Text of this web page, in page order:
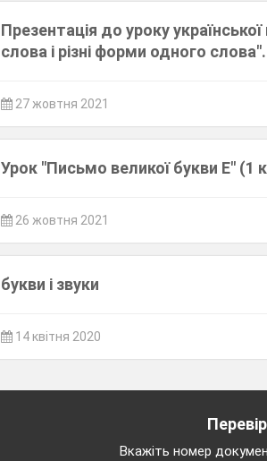
Презентація до уроку
слова і різні форми одного слова".
27 жовтня 2021
Урок "Письмо великої букви Е" (1
26 жовтня 2021
букви і звуки
14 квітня 2020
Вкажіть номер